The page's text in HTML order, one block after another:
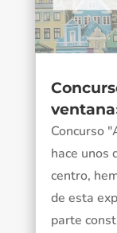
Concurso
hace unos
centro,
de esta
parte